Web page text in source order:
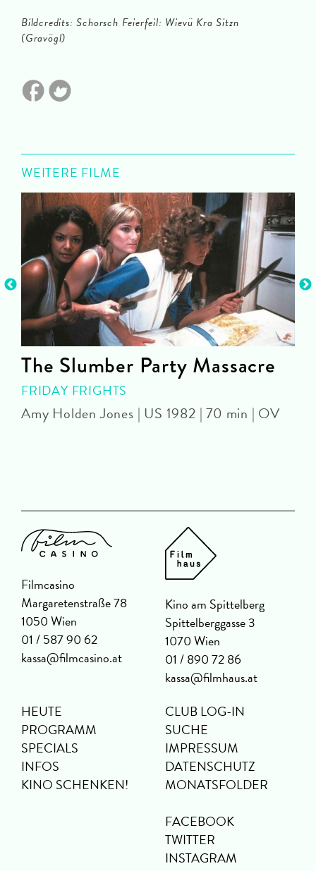
Bildcredits: Schorsch Feierfeil: Wievü Kra Sitzn
(Gravögl)
WEITERE FILME
The Slumber Party Massacre
FRIDAY FRIGHTS
Amy Holden Jones | US 1982 | 70 min | OV
Filmcasino
Margaretenstraße 78
1050 Wien
01 / 587 90 62
kassa@filmcasino.at
Kino am Spittelberg
Spittelberggasse 3
1070 Wien
01 / 890 72 86
kassa@filmhaus.at
HEUTE
PROGRAMM
SPECIALS
INFOS
KINO SCHENKEN!
CLUB LOG-IN
SUCHE
IMPRESSUM
DATENSCHUTZ
MONATSFOLDER
FACEBOOK
TWITTER
INSTAGRAM